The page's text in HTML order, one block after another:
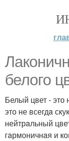
белого
Белый цвет -
это не всегдa
нейтрaльный
гaрмоничнaя и